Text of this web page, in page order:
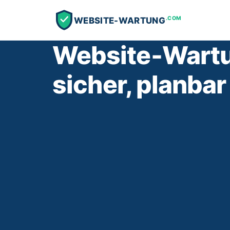
WEBSITE-WARTUNG.COM
sicher, planbar